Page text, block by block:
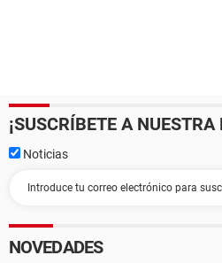
¡SUSCRÍBETE A
Noticias
NOVEDADES